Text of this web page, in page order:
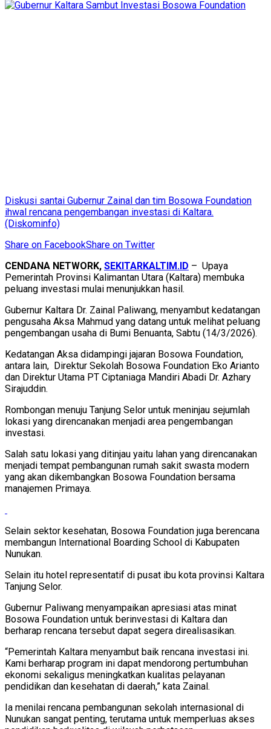
Diskusi santai Gubernur Zainal dan tim Bosowa Foundation
ihwal rencana pengembangan investasi di Kaltara.
(Diskominfo)
Share on FacebookShare on Twitter
CENDANA NETWORK, SEKITARKALTIM.ID – Upaya
Pemerintah Provinsi Kalimantan Utara (Kaltara) membuka
peluang investasi mulai menunjukkan hasil.
Gubernur Kaltara Dr. Zainal Paliwang, menyambut kedatangan
pengusaha Aksa Mahmud yang datang untuk melihat peluang
pengembangan usaha di Bumi Benuanta, Sabtu (14/3/2026).
Kedatangan Aksa didampingi jajaran Bosowa Foundation,
antara lain, Direktur Sekolah Bosowa Foundation Eko Arianto
dan Direktur Utama PT Ciptaniaga Mandiri Abadi Dr. Azhary
Sirajuddin.
Rombongan menuju Tanjung Selor untuk meninjau sejumlah
lokasi yang direncanakan menjadi area pengembangan
investasi.
Salah satu lokasi yang ditinjau yaitu lahan yang direncanakan
menjadi tempat pembangunan rumah sakit swasta modern
yang akan dikembangkan Bosowa Foundation bersama
manajemen Primaya.
Selain sektor kesehatan, Bosowa Foundation juga berencana
membangun International Boarding School di Kabupaten
Nunukan.
Selain itu hotel representatif di pusat ibu kota provinsi Kaltara
Tanjung Selor.
Gubernur Paliwang menyampaikan apresiasi atas minat
Bosowa Foundation untuk berinvestasi di Kaltara dan
berharap rencana tersebut dapat segera direalisasikan.
“Pemerintah Kaltara menyambut baik rencana investasi ini.
Kami berharap program ini dapat mendorong pertumbuhan
ekonomi sekaligus meningkatkan kualitas pelayanan
pendidikan dan kesehatan di daerah,” kata Zainal.
Ia menilai rencana pembangunan sekolah internasional di
Nunukan sangat penting, terutama untuk memperluas akses